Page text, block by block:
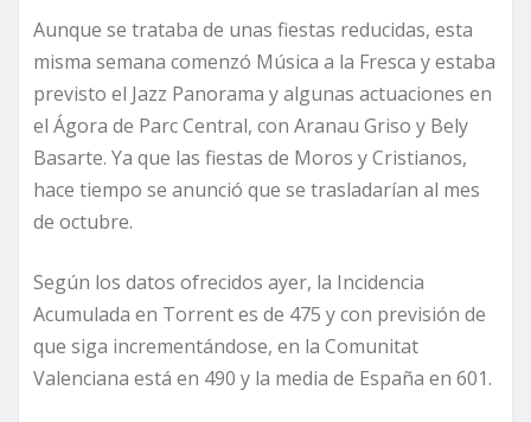
Aunque se trataba de unas fiestas reducidas, esta
misma semana comenzó Música a la Fresca y estaba
previsto el Jazz Panorama y algunas actuaciones en
el Ágora de Parc Central, con Aranau Griso y Bely
Basarte. Ya que las fiestas de Moros y Cristianos,
hace tiempo se anunció que se trasladarían al mes
de octubre.
Según los datos ofrecidos ayer, la Incidencia
Acumulada en Torrent es de 475 y con previsión de
que siga incrementándose, en la Comunitat
Valenciana está en 490 y la media de España en 601.